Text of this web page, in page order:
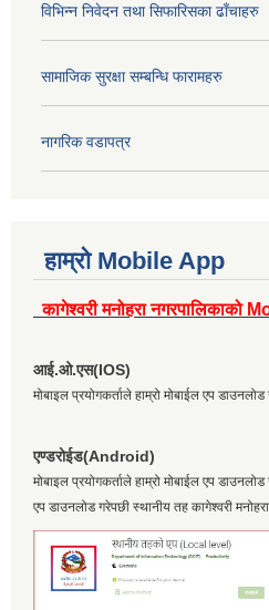
विभिन्न निवेदन तथा सिफारिसका ढाँचाहरु
सामाजिक सुरक्षा सम्बन्धि फारामहरु
नागरिक वडापत्र
हाम्रो Mobile App
कागेश्वरी मनोहरा नगरपालिकाको
आई.ओ.एस(IOS)
मोबाइल प्रयोगकर्ताले हाम्रो मोबाईल एप डाउनलोड
एण्डरोईड(Android)
मोबाइल प्रयोगकर्ताले हाम्रो मोबाईल एप डाउनलोड
एप डाउनलोड गरेपछी स्थानीय तह कागेश्वरी